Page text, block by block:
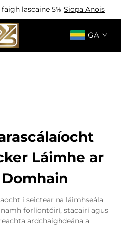
lascaine 5% Siopa Anois
GA
Láimhe ar
i seictear na láimhseála
forlíontóirí, stacairí agus
ardchaighdeána a